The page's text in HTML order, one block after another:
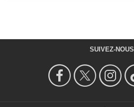
SUIVEZ-NOUS